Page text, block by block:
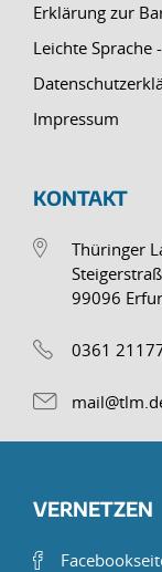
Erklärung zur
Leichte Sprache
Impressum
KONTAKT
Thüringer
99096
0361
VERNETZEN